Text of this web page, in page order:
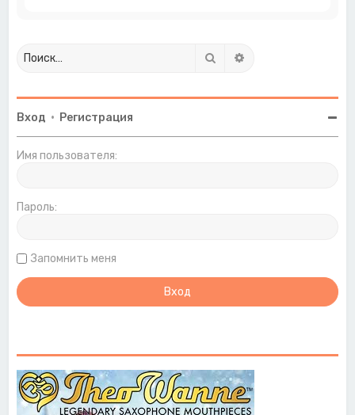
Поиск
Вход • Регистрация
Имя пользователя:
Пароль:
Запомнить меня